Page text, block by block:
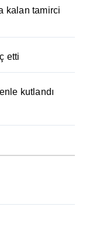
kalan tamirci
etti
kutlandı